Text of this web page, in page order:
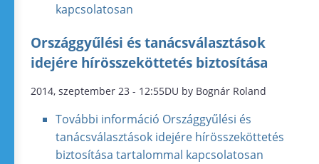
kapcsolatosan
Országgyűlési és tanácsválasztások
idejére hírösszeköttetés biztosítása
2014, szeptember 23 - 12:55DU by Bognár Roland
További információ Országgyűlési és
tanácsválasztások idejére hírösszeköttetés
biztosítása tartalommal kapcsolatosan